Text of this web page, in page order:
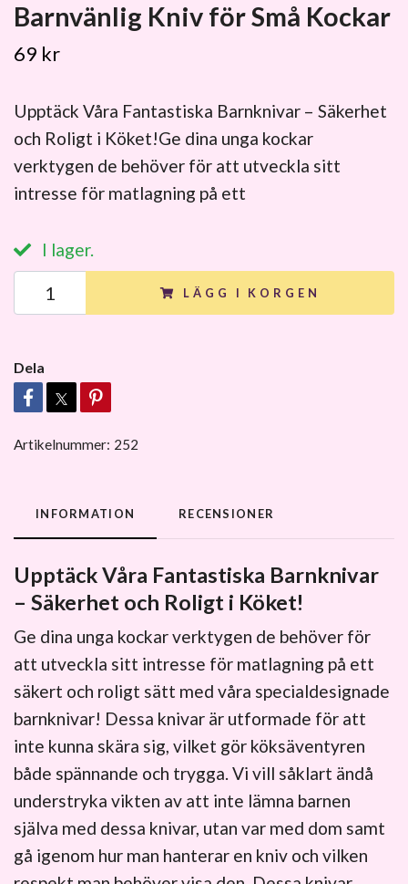
Barnvänlig Kniv för Små Kockar
69 kr
Upptäck Våra Fantastiska Barnknivar – Säkerhet
och Roligt i Köket!Ge dina unga kockar
verktygen de behöver för att utveckla sitt
intresse för matlagning på ett
I lager.
LÄGG I KORGEN
Dela
Artikelnummer: 252
INFORMATION RECENSIONER
Upptäck Våra Fantastiska Barnknivar
– Säkerhet och Roligt i Köket!
Ge dina unga kockar verktygen de behöver för
att utveckla sitt intresse för matlagning på ett
säkert och roligt sätt med våra specialdesignade
barnknivar! Dessa knivar är utformade för att
inte kunna skära sig, vilket gör köksäventyren
både spännande och trygga. Vi vill såklart ändå
understryka vikten av att inte lämna barnen
själva med dessa knivar, utan var med dom samt
gå igenom hur man hanterar en kniv och vilken